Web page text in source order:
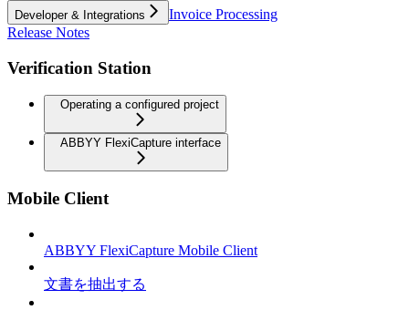
Developer & Integrations
Invoice Processing
Release Notes
Verification Station
Operating a configured project
ABBYY FlexiCapture interface
Mobile Client
ABBYY FlexiCapture Mobile Client
文書を抽出する